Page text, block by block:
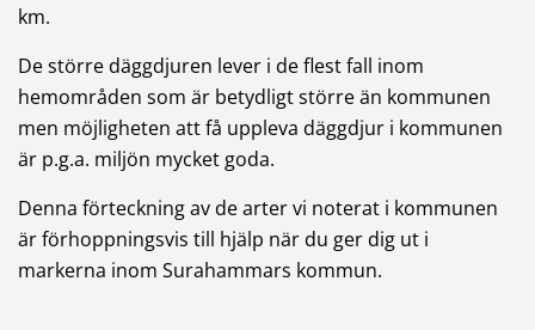
km.
De större däggdjuren lever i de flest fall inom
hemområden som är betydligt större än kommunen
men möjligheten att få uppleva däggdjur i kommunen
är p.g.a. miljön mycket goda.
Denna förteckning av de arter vi noterat i kommunen
är förhoppningsvis till hjälp när du ger dig ut i
markerna inom Surahammars kommun.